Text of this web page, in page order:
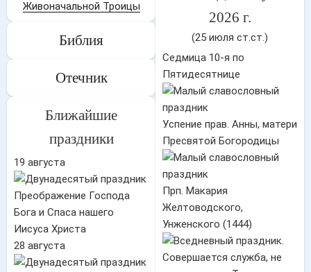
Живоначальной Троицы
Библия
Отечник
Ближайшие
праздники
19 августа
Преображение Господа
Бога и Спаса нашего
Иисуса Христа
28 августа
2026 г.
(25 июля ст.ст.)
Седмица 10-я по
Пятидесятнице
Успение прав. Анны, матери
Пресвятой Богородицы
Прп. Макария
Желтоводского,
Унженского (1444)